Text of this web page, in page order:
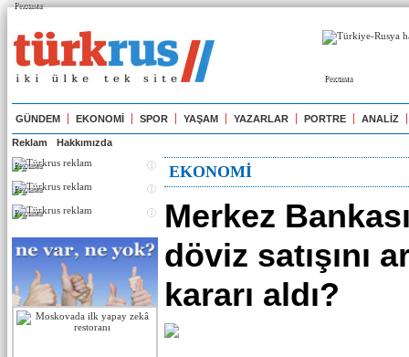
Реклама
Реклама
GÜNDEM EKONOMİ SPOR YAŞAM YAZARLAR PORTRE ANALİZ
Reklam Hakkımızda
Реклама
Реклама
Реклама
EKONOMİ
Merkez
döviz satışını
kararı aldı?